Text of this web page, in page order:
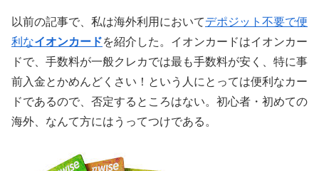
以前の記事で、私は海外利用においてデポジット不要で便
利なイオンカードを紹介した。イオンカードはイオンカー
ドで、手数料が一般クレカでは最も手数料が安く、特に事
前入金とかめんどくさい！という人にとっては便利なカー
ドであるので、否定するところはない。初心者・初めての
海外、なんて方にはうってつけである。